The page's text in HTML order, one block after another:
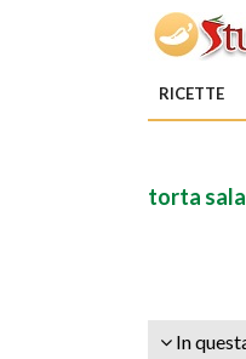
RICETTE
torta
In